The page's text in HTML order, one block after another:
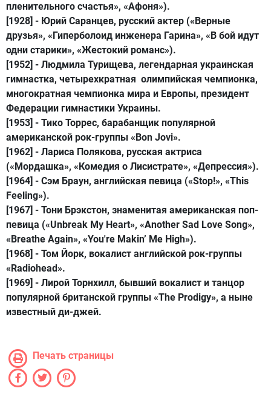
пленительного счастья», «Афоня»).
[1928] - Юрий Саранцев, русский актер («Верные
друзья», «Гиперболоид инженера Гарина», «В бой идут
одни старики», «Жестокий романс»).
[1952] - Людмила Турищева, легендарная украинская
гимнастка, четырехкратная олимпийская чемпионка,
многократная чемпионка мира и Европы, президент
Федерации гимнастики Украины.
[1953] - Тико Торрес, барабанщик популярной
американской рок-группы «Bon Jovi».
[1962] - Лариса Полякова, русская актриса
(«Мордашка», «Комедия о Лисистрате», «Депрессия»).
[1964] - Сэм Браун, английская певица («Stop!», «This
Feeling»).
[1967] - Тони Брэкстон, знаменитая американская поп-
певица («Unbreak My Heart», «Another Sad Love Song»,
«Breathe Again», «You're Makin’ Me High»).
[1968] - Том Йорк, вокалист английской рок-группы
«Radiohead».
[1969] - Лирой Торнхилл, бывший вокалист и танцор
популярной британской группы «The Prodigy», а ныне
известный ди-джей.
Печать страницы